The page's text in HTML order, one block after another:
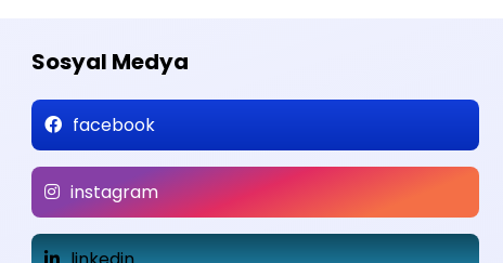
Sosyal Medya
facebook
instagram